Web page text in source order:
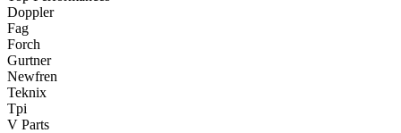
Doppler
Fag
Forch
Gurtner
Newfren
Teknix
Tpi
V Parts